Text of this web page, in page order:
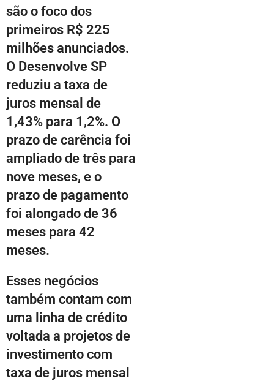
são o foco dos
primeiros R$ 225
milhões anunciados.
O Desenvolve SP
reduziu a taxa de
juros mensal de
1,43% para 1,2%. O
prazo de carência foi
ampliado de três para
nove meses, e o
prazo de pagamento
foi alongado de 36
meses para 42
meses.
Esses negócios
também contam com
uma linha de crédito
voltada a projetos de
investimento com
taxa de juros mensal